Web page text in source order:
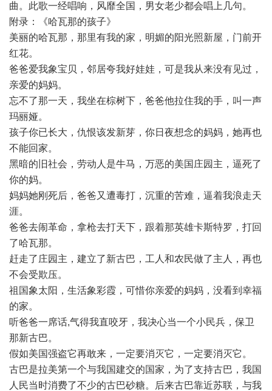
曲。此歌一经唱响，风靡全国，男女老少都会唱上几句。
附录：《哈瓦那的孩子》
美丽的哈瓦那，那里有我的家，明媚的阳光照新屋，门前开
红花。
爸爸爱我象宝贝，邻居夸我好娃娃，可是我从来没有见过，
亲爱的妈妈。
忘不了那一天，我坐在棕树下，爸爸他拉住我的手，叫一声
玛丽娅。
孩子你已长大，仇恨该发新芽，你日夜想念的妈妈，她再也
不能回家。
黑暗的旧社会，劳动人是牛马，万恶的美国庄园主，逼死了
你的妈。
妈妈她刚死后，爸爸又遭毒打，沉重的苦难，逼着我浪走天
涯。
爸爸去闹革命，拿枪去打天下，跟着那英雄卡斯特罗，打回
了哈瓦那。
赶走了庄园主，建立了新古巴，工人和农民做了主人，再也
不会受欺压。
祖国象太阳，生活象彩霞，可惜你亲爱的妈妈，没看到幸福
的家。
听爸爸一席话,气得我直咬牙，我决心当一个小民兵，保卫
那新古巴。
假如美国强盗它再敢来，一定要消灭它，一定要消灭它。
古巴是拉美第一个与我国建交的国家，为了支持古巴，我国
人民当时消费了不少的古巴砂糖。后来古巴靠近苏联，与我